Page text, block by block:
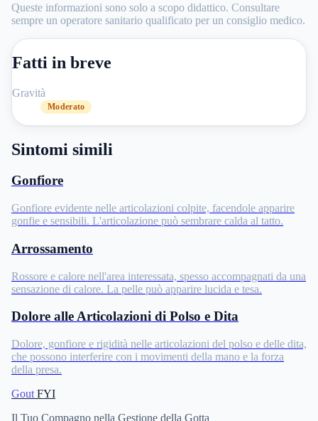
Queste informazioni sono solo a scopo didattico. Consultare
sempre un operatore sanitario qualificato per un consiglio medico.
Fatti in breve
Gravità
Moderato
Sintomi simili
Gonfiore
Gonfiore evidente nelle articolazioni colpite, facendole apparire
gonfie e sensibili. L'articolazione può sembrare calda al tatto.
Arrossamento
Rossore e calore nell'area interessata, spesso accompagnati da una
sensazione di calore. La pelle può apparire lucida e tesa.
Dolore alle Articolazioni di Polso e Dita
Dolore, gonfiore e rigidità nelle articolazioni del polso e delle dita,
che possono interferire con i movimenti della mano e la forza
della presa.
Gout FYI
Il Tuo Compagno nella Gestione della Gotta